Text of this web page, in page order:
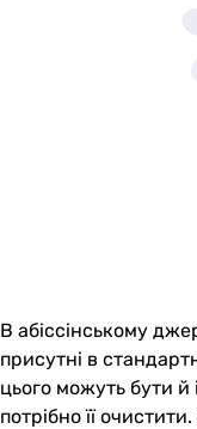
В абіссінському
присутні в
цього можуть бути
потрібно її